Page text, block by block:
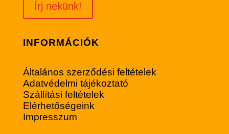
Írj nekünk!
INFORMÁCIÓK
Általános szerződési feltételek
Adatvédelmi tájékoztató
Szállítási feltételek
Elérhetőségeink
Impresszum